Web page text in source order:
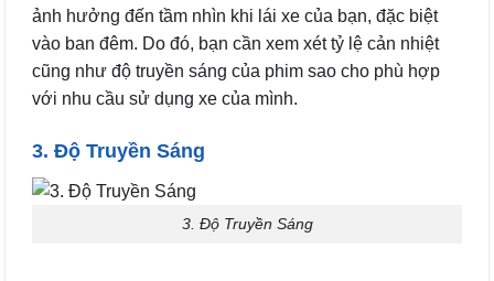
ảnh hưởng đến tầm nhìn khi lái xe của bạn, đặc biệt
vào ban đêm. Do đó, bạn cần xem xét tỷ lệ cản nhiệt
cũng như độ truyền sáng của phim sao cho phù hợp
với nhu cầu sử dụng xe của mình.
3. Độ Truyền Sáng
3. Độ Truyền Sáng